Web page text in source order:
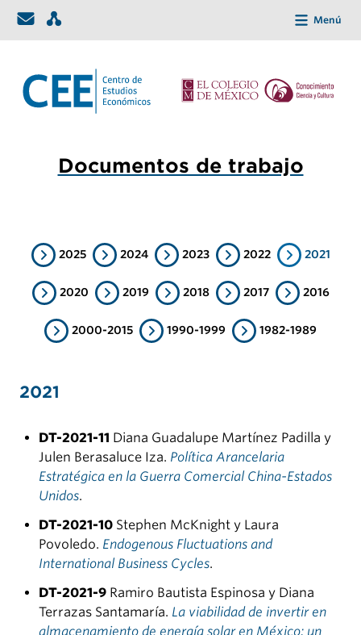
Menú
Documentos de trabajo
2025 2024 2023 2022 2021
2020 2019 2018 2017 2016
2000-2015 1990-1999 1982-1989
2021
DT-2021-11 Diana Guadalupe Martínez Padilla y
Julen Berasaluce Iza. Política Arancelaria
Estratégica en la Guerra Comercial China-Estados
Unidos.
DT-2021-10 Stephen McKnight y Laura
Povoledo. Endogenous Fluctuations and
International Business Cycles.
DT-2021-9 Ramiro Bautista Espinosa y Diana
Terrazas Santamaría. La viabilidad de invertir en
almacenamiento de energía solar en México: un